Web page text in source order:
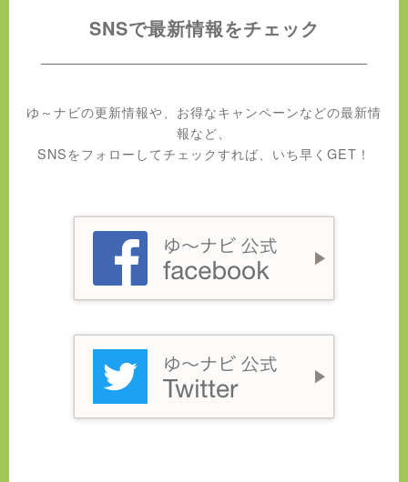
SNSで最新情報をチェック
ゆ～ナビの更新情報や、お得なキャンペーンなどの最新情
報など、
SNSをフォローしてチェックすれば、いち早くGET！